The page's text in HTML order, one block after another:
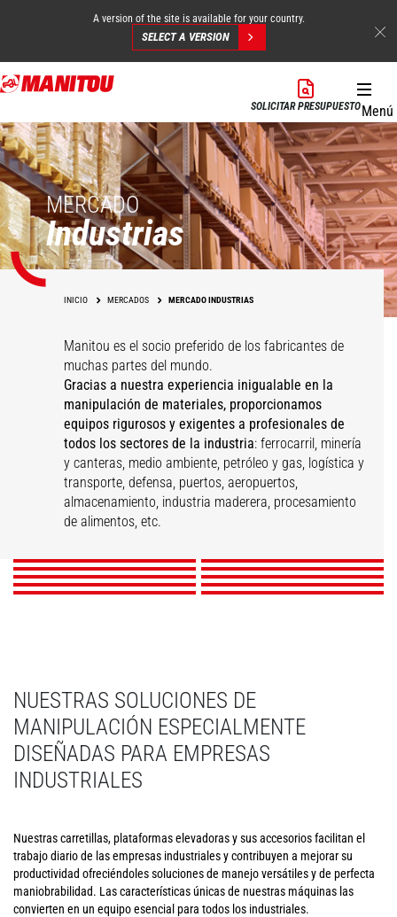
Pasar
al
principal
A version of the site is available for your country.
SELECT A VERSION
SOLICITAR PRESUPUESTOMenú
MERCADO
Industrias
INICIO MERCADOS MERCADO INDUSTRIAS
Manitou es el socio preferido de los fabricantes de
muchas partes del mundo.
Gracias a nuestra experiencia inigualable en la
manipulación de materiales, proporcionamos
equipos rigurosos y exigentes a profesionales de
todos los sectores de la industria: ferrocarril, minería
y canteras, medio ambiente, petróleo y gas, logística y
transporte, defensa, puertos, aeropuertos,
almacenamiento, industria maderera, procesamiento
de alimentos, etc.
Logística y transporte Industria ferroviaria
Mantenimiento de
infraestructuras
DESCUBRIR
Almacenaje
DESCUBRIR
Industria papelera
DESCUBRIR
Puertos
DESCUBRIR
Aeropuertos
DESCUBRIR
Eventos
DESCUBRIR
Industria maderera
DESCUBRIR
Industria
DESCUBRIR
NUESTRAS SOLUCIONES DE
MANIPULACIÓN ESPECIALMENTE
DISEÑADAS PARA EMPRESAS
INDUSTRIALES
Nuestras carretillas, plataformas elevadoras y sus accesorios facilitan el
trabajo diario de las empresas industriales y contribuyen a mejorar su
productividad ofreciéndoles soluciones de manejo versátiles y de perfecta
maniobrabilidad. Las características únicas de nuestras máquinas las
convierten en un equipo esencial para todos los industriales.